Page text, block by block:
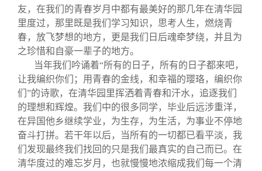
友，在我们的青春岁月中都有最美好的那几年在清华园
里度过，那里既是我们学习知识，思考人生，燃烧青
春，放飞梦想的地方，更是我们日后魂牵梦绕，并且为
之珍惜和自豪一辈子的地方。
当年我们吟诵着“所有的日子，所有的日子都来吧，
让我编织你们；用青春的金线，和幸福的璎珞，编织你
们”的诗歌，在清华园里挥洒着青春和汗水，追逐我们
的理想和辉煌。我们中的很多同学，毕业后远涉重洋，
在异国他乡继续学业，为生存，为生活，为事业不停地
奋斗打拼。若干年以后，当所有的一切都已看平淡，我
们发现最终我们找回的只是我们最真实的自己而已。在
清华度过的难忘岁月，也就慢慢地浓缩成我们每一个清